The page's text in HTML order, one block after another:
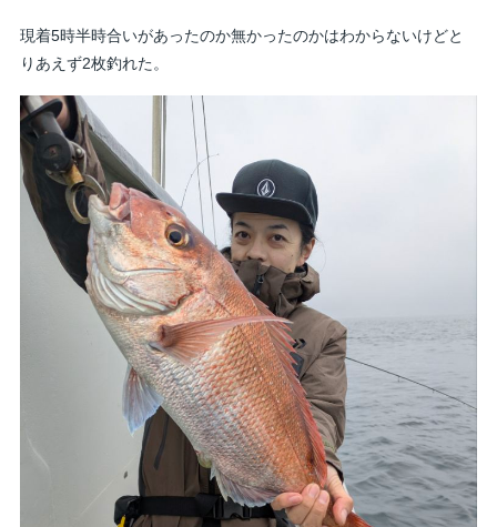
現着5時半時合いがあったのか無かったのかはわからないけどと
りあえず2枚釣れた。